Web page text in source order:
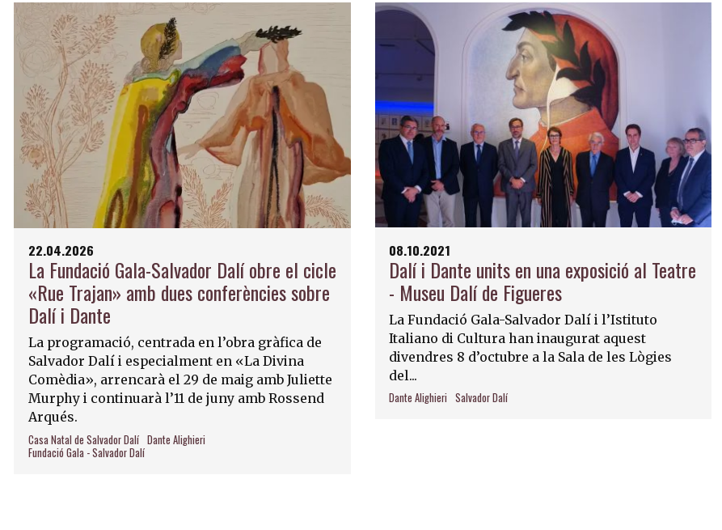
22.04.2026
La Fundació Gala-Salvador Dalí obre el cicle
«Rue Trajan» amb dues conferències sobre
Dalí i Dante
La programació, centrada en l’obra gràfica de
Salvador Dalí i especialment en «La Divina
Comèdia», arrencarà el 29 de maig amb Juliette
Murphy i continuarà l’11 de juny amb Rossend
Arqués.
Casa Natal de Salvador Dalí Dante Alighieri
Fundació Gala - Salvador Dalí
08.10.2021
Dalí i Dante units en una exposició al Teatre
- Museu Dalí de Figueres
La Fundació Gala-Salvador Dalí i l’Istituto
Italiano di Cultura han inaugurat aquest
divendres 8 d’octubre a la Sala de les Lògies
del...
Dante Alighieri Salvador Dalí